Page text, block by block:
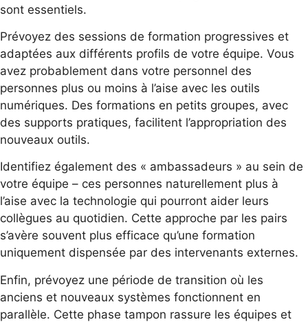
sont essentiels.
Prévoyez des sessions de formation progressives et
adaptées aux différents profils de votre équipe. Vous
avez probablement dans votre personnel des
personnes plus ou moins à l’aise avec les outils
numériques. Des formations en petits groupes, avec
des supports pratiques, facilitent l’appropriation des
nouveaux outils.
Identifiez également des « ambassadeurs » au sein de
votre équipe – ces personnes naturellement plus à
l’aise avec la technologie qui pourront aider leurs
collègues au quotidien. Cette approche par les pairs
s’avère souvent plus efficace qu’une formation
uniquement dispensée par des intervenants externes.
Enfin, prévoyez une période de transition où les
anciens et nouveaux systèmes fonctionnent en
parallèle. Cette phase tampon rassure les équipes et